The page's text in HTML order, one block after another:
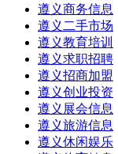
遵义商务信息
遵义二手市场
遵义教育培训
遵义求职招聘
遵义招商加盟
遵义创业投资
遵义展会信息
遵义旅游信息
遵义休闲娱乐